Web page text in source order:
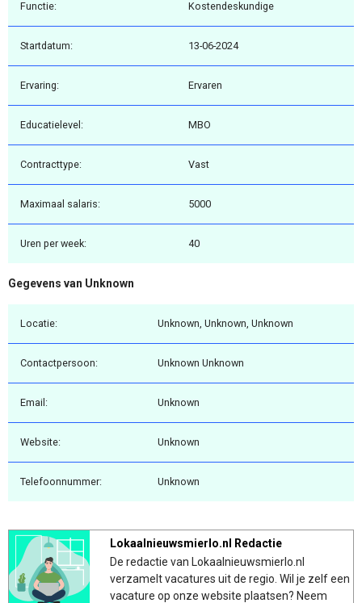
Functie: Kostendeskundige
Startdatum: 13-06-2024
Ervaring: Ervaren
Educatielevel: MBO
Contracttype: Vast
Maximaal salaris: 5000
Uren per week: 40
Gegevens van Unknown
Locatie: Unknown, Unknown, Unknown
Contactpersoon: Unknown Unknown
Email: Unknown
Website: Unknown
Telefoonnummer: Unknown
Lokaalnieuwsmierlo.nl Redactie
De redactie van Lokaalnieuwsmierlo.nl
verzamelt vacatures uit de regio. Wil je zelf een
vacature op onze website plaatsen? Neem